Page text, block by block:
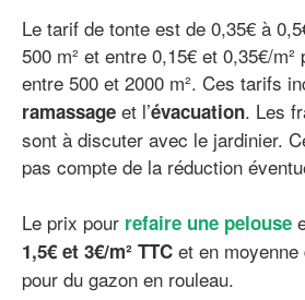
Le tarif de tonte est de 0,35€ à
500 m² et entre 0,15€ et 0,35€/
entre 500 et 2000 m². Ces tarifs
ramassage et l’évacuation. Les
sont à discuter avec le jardinier.
pas compte de la réduction
Le prix pour refaire une pelouse
1,5€ et 3€/m² TTC et en
pour du gazon en rouleau.